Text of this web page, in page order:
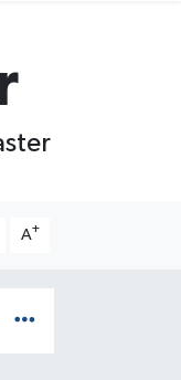
A+